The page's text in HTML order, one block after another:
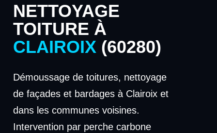
NETTOYAGE
TOITURE À
CLAIROIX (60280)
Démoussage de toitures, nettoyage
de façades et bardages à Clairoix et
dans les communes voisines.
Intervention par perche carbone